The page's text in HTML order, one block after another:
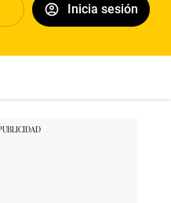
Inicia sesión